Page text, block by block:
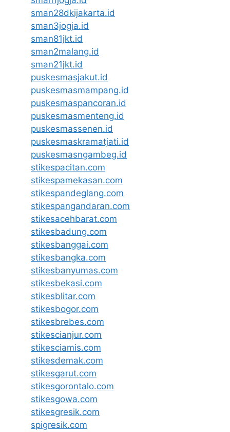
sman28dkijakarta.id
sman3jogja.id
sman81jkt.id
sman2malang.id
sman21jkt.id
puskesmasjakut.id
puskesmasmampang.id
puskesmaspancoran.id
puskesmasmenteng.id
puskesmassenen.id
puskesmaskramatjati.id
puskesmasngambeg.id
stikespacitan.com
stikespamekasan.com
stikespandeglang.com
stikespangandaran.com
stikesacehbarat.com
stikesbadung.com
stikesbanggai.com
stikesbangka.com
stikesbanyumas.com
stikesbekasi.com
stikesblitar.com
stikesbogor.com
stikesbrebes.com
stikescianjur.com
stikesciamis.com
stikesdemak.com
stikesgarut.com
stikesgorontalo.com
stikesgowa.com
stikesgresik.com
spigresik.com